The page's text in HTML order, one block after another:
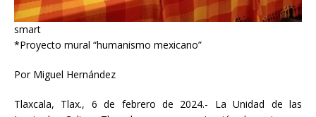
smart
*Proyecto mural “humanismo mexicano”
Por Miguel Hernández
Tlaxcala, Tlax., 6 de febrero de 2024.- La Unidad de las